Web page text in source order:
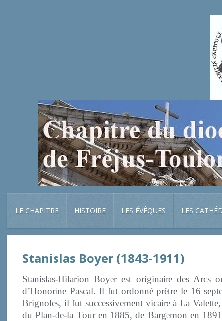
LE CHAPITRE HISTOIRE LES ÉVÊQUES LES
Stanislas Boyer (1843-1911)
Stanislas-Hilarion Boyer est originaire des
d’Honorine Pascal. Il fut ordonné prêtre le 16
Brignoles, il fut successivement vicaire à La
du Plan-de-la Tour en 1885, de Bargemon en